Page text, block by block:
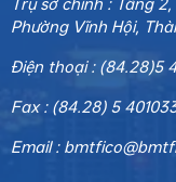
Trụ sở chính : Tầng
Phường Vĩnh Hội,
Điện thoại : (84.28)5
Fax : (84.28) 5
Email :